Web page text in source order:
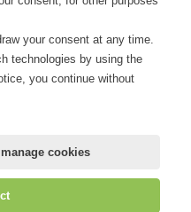
your consent at any time.
technologies by using the
you continue without
cookies